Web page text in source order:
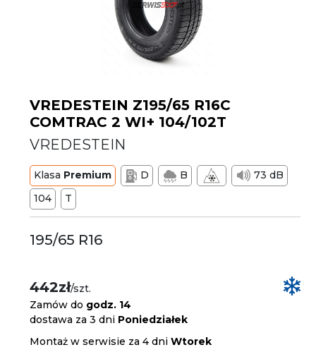
VREDESTEIN Z195/65 R16C
COMTRAC 2 WI+ 104/102T
VREDESTEIN
Klasa Premium D B
73 dB
104
T
195/65 R16
442zł/szt.
Zamów do godz. 14
dostawa za 3 dni Poniedziałek
Montaż w serwisie za 4 dniWtorek